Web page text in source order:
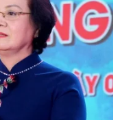
phát triển (R&D) tập
cách mạng 4.0.
nghệ phối hợp
ra mắt Trung
vạn vật (IoT